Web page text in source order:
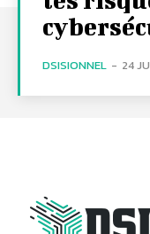
DSISIONNEL - 24